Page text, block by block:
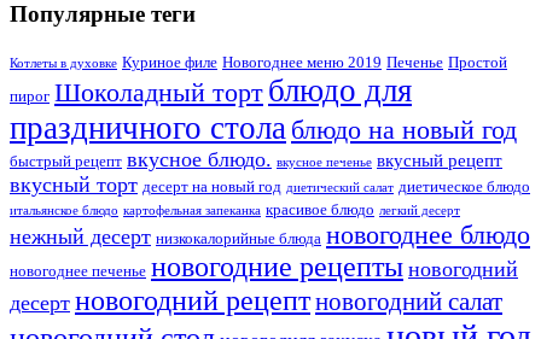
Популярные теги
Котлеты в духовке Куриное филе Новогоднее меню 2019 Печенье Простой
пирог Шоколадный торт блюдо для
праздничного стола блюдо на новый год
быстрый рецепт вкусное блюдо. вкусное печенье вкусный рецепт
вкусный торт десерт на новый год диетический салат диетическое блюдо
итальянское блюдо картофельная запеканка красивое блюдо легкий десерт
нежный десерт низкокалорийные блюда новогоднее блюдо
новогоднее печенье новогодние рецепты новогодний
десерт новогодний рецептновогодний салат